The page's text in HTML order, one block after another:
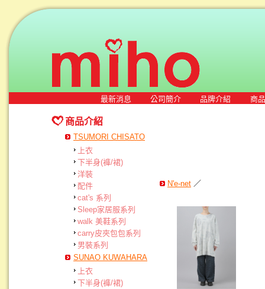
最新消息 公司簡介 品牌介紹 商
商品介紹
TSUMORI CHISATO
上衣
下半身(褲/裙)
洋裝
配件
cat's 系列
Sleep家居服系列
walk 美鞋系列
carry皮夾包包系列
男裝系列
SUNAO KUWAHARA
上衣
下半身(褲/裙)
N'e-net ／